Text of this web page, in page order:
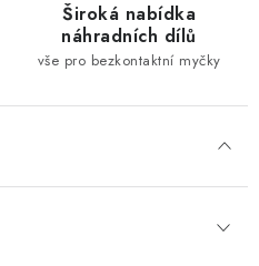
Široká nabídka
náhradních dílů
vše pro bezkontaktní myčky